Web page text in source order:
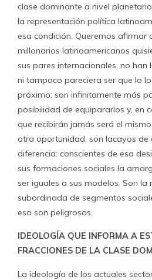
clase dominante a nivel
la representación política
esa condición. Queremos afirmar
millonarios latinoamericanos
sus pares internacionales, no
ni tampoco pareciera ser que lo
próximo: son infinitamente más
posibilidad de equipararlos y, en
que recibirán jamás será el
otra oportunidad, son lacayos de
diferencia: conscientes de esa
sus formaciones sociales la
ser iguales a sus modelos. Son
subordinada de segmentos
eso son peligrosos.
IDEOLOGÍA QUE INFORMA A
FRACCIONES DE LA CLASE
La ideología de los actuales